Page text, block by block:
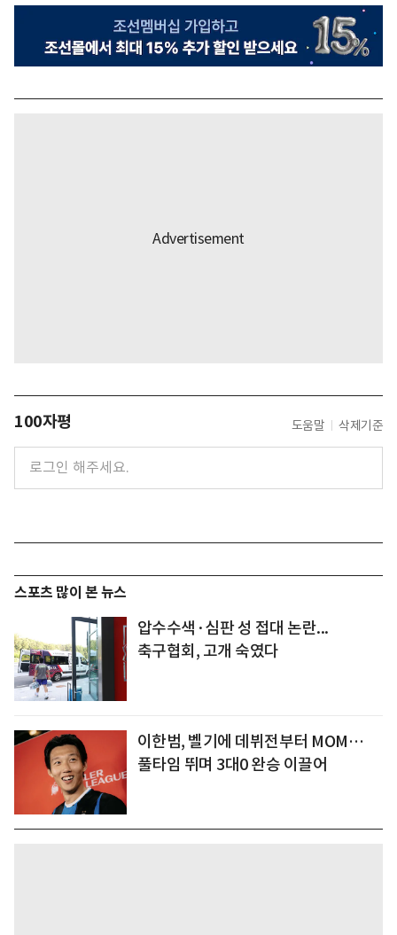
100자평 도움말 삭제기준
스포츠 많이 본 뉴스
압수수색·심판 성 접대 논란...
축구협회, 고개 숙였다
이한범, 벨기에 데뷔전부터 MOM…
풀타임 뛰며 3대0 완승 이끌어